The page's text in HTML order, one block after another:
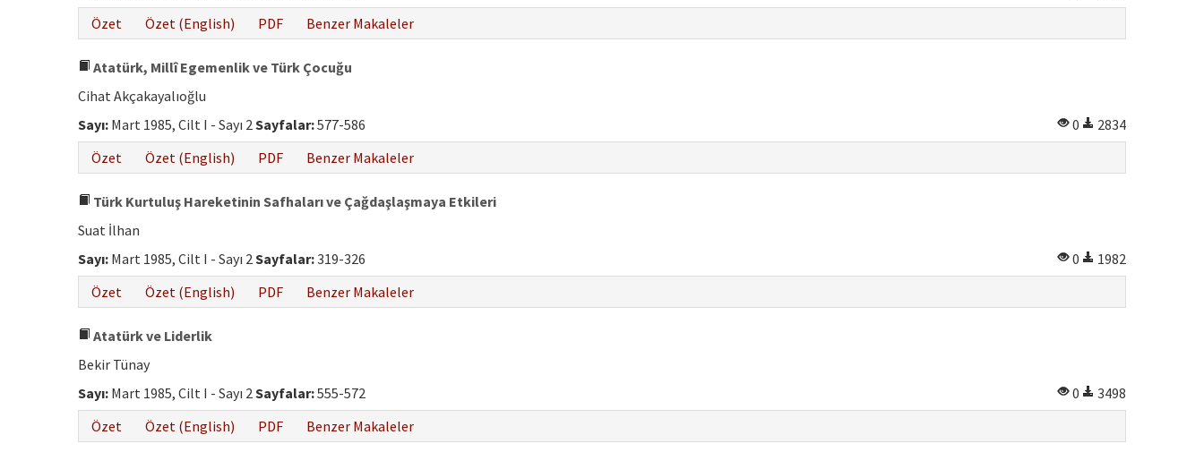
Özet
Özet (English) PDF Benzer Makaleler
Atatürk, Millî Egemenlik ve Türk Çocuğu
Cihat Akçakayalıoğlu
Sayı: Mart 1985, Cilt I - Sayı 2Sayfalar:577-586 0
2834
Özet
Özet (English) PDF Benzer Makaleler
Türk Kurtuluş Hareketinin Safhaları ve Çağdaşlaşmaya Etkileri
Suat İlhan
Sayı: Mart 1985, Cilt I - Sayı 2Sayfalar:319-326 0
1982
Özet
Özet (English) PDF Benzer Makaleler
Atatürk ve Liderlik
Bekir Tünay
Sayı: Mart 1985, Cilt I - Sayı 2Sayfalar:555-572 0
3498
Özet
Özet (English) PDF Benzer Makaleler